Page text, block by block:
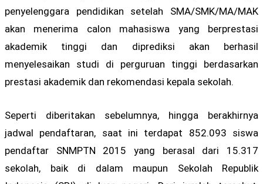
penyelenggara pendidikan setelah SMA/SMK/MA/MAK
akan menerima calon mahasiswa yang berprestasi
akademik tinggi dan diprediksi akan berhasil
menyelesaikan studi di perguruan tinggi berdasarkan
prestasi akademik dan rekomendasi kepala sekolah.
Seperti diberitakan sebelumnya, hingga berakhirnya
jadwal pendaftaran, saat ini terdapat 852.093 siswa
pendaftar SNMPTN 2015 yang berasal dari 15.317
sekolah, baik di dalam maupun Sekolah Republik